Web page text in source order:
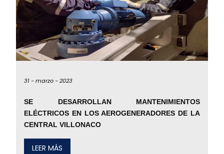
31 -marzo -2023
SE DESARROLLAN MANTENIMIENTOS
ELÉCTRICOS EN LOS AEROGENERADORES DE LA
CENTRAL VILLONACO
LEER MÁS